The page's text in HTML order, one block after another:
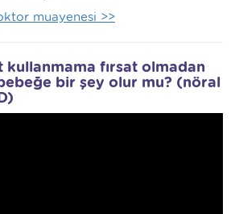
muayenesi >>
fırsat olmadan
bir şey olur mu? (nöral